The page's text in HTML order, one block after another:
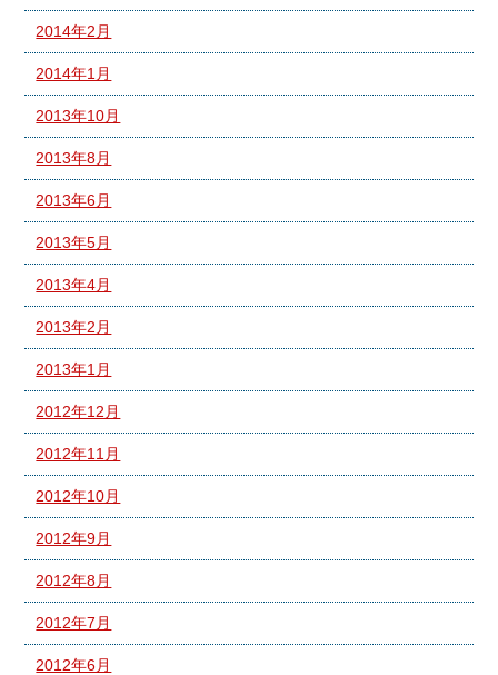
2014年2月
2014年1月
2013年10月
2013年8月
2013年6月
2013年5月
2013年4月
2013年2月
2013年1月
2012年12月
2012年11月
2012年10月
2012年9月
2012年8月
2012年7月
2012年6月